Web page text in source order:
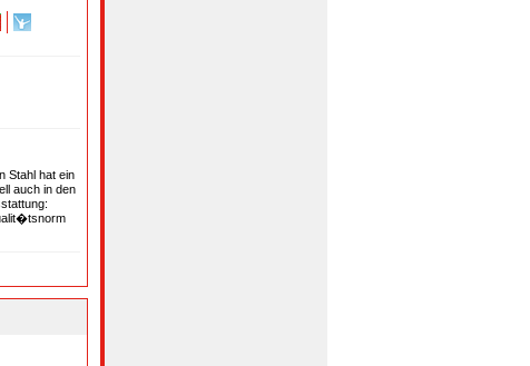
Stahl hat ein
auch in den